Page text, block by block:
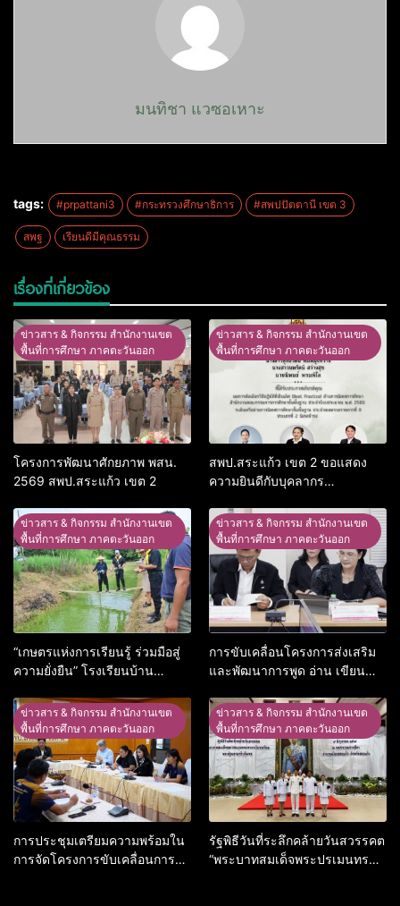
มนทิชา แวซอเหาะ
tags: #prpattani3 #กระทรวงศึกษาธิการ #สพปปัตตานี เขต 3
สพฐ เรียนดีมีคุณธรรม
เรื่องที่เกี่ยวข้อง
ข่าวสาร & กิจกรรม สำนักงานเขต
พื้นที่การศึกษา ภาคตะวันออก
โครงการพัฒนาศักยภาพ พสน.
2569 สพป.สระแก้ว เขต 2
ข่าวสาร & กิจกรรม สำนักงานเขต
พื้นที่การศึกษา ภาคตะวันออก
สพป.สระแก้ว เขต 2 ขอแสดง
ความยินดีกับบุคลากร
ข่าวสาร & กิจกรรม สำนักงานเขต
พื้นที่การศึกษา ภาคตะวันออก
“เกษตรแห่งการเรียนรู้ ร่วมมือสู่
ความยั่งยืน” โรงเรียนบ้าน
ข่าวสาร & กิจกรรม สำนักงานเขต
พื้นที่การศึกษา ภาคตะวันออก
การขับเคลื่อนโครงการส่งเสริม
และพัฒนาการพูด อ่าน เขียน
ที่ 2/2569
ข่าวสาร & กิจกรรม สำนักงานเขต
พื้นที่การศึกษา ภาคตะวันออก
การประชุมเตรียมความพร้อมใน
การจัดโครงการขับเคลื่อนการ
ข่าวสาร & กิจกรรม สำนักงานเขต
พื้นที่การศึกษา ภาคตะวันออก
รัฐพิธีวันที่ระลึกคล้ายวันสวรรคต
“พระบาทสมเด็จพระปรเมนทร